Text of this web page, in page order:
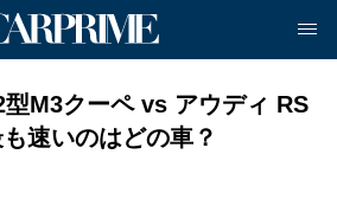
M3クーペ vs アウディ RS
速いのはどの車？